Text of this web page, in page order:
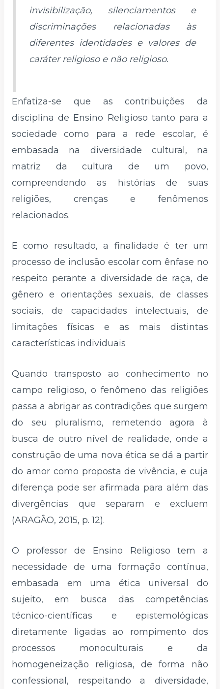
invisibilização, silenciamentos e
discriminações relacionadas às
diferentes identidades e valores de
caráter religioso e não religioso.
Enfatiza-se que as contribuições da
disciplina de Ensino Religioso tanto para a
sociedade como para a rede escolar, é
embasada na diversidade cultural, na
matriz da cultura de um povo,
compreendendo as histórias de suas
religiões, crenças e fenômenos
relacionados.
E como resultado, a finalidade é ter um
processo de inclusão escolar com ênfase no
respeito perante a diversidade de raça, de
gênero e orientações sexuais, de classes
sociais, de capacidades intelectuais, de
limitações físicas e as mais distintas
características individuais
Quando transposto ao conhecimento no
campo religioso, o fenômeno das religiões
passa a abrigar as contradições que surgem
do seu pluralismo, remetendo agora à
busca de outro nível de realidade, onde a
construção de uma nova ética se dá a partir
do amor como proposta de vivência, e cuja
diferença pode ser afirmada para além das
divergências que separam e excluem
(ARAGÃO, 2015, p. 12).
O professor de Ensino Religioso tem a
necessidade de uma formação contínua,
embasada em uma ética universal do
sujeito, em busca das competências
técnico-científicas e epistemológicas
diretamente ligadas ao rompimento dos
processos monoculturais e da
homogeneização religiosa, de forma não
confessional, respeitando a diversidade,